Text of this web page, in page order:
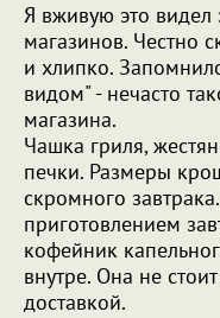
Я вживую это видел
магазинов. Честно
и хлипко.
видом" - нечасто
магазина.
Чашка гриля,
печки. Размеры
скромного
приготовлением
кофейник
внутре. Она не
доставкой.